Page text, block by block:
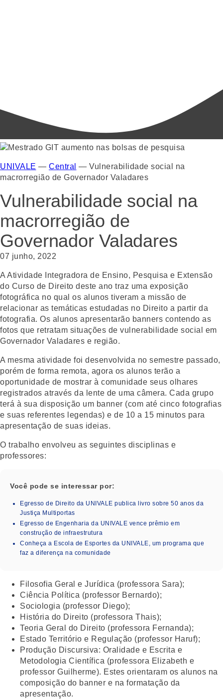
UNIVALE — Central — Vulnerabilidade social na
macrorregião de Governador Valadares
Vulnerabilidade social na
macrorregião de
Governador Valadares
07 junho, 2022
A Atividade Integradora de Ensino, Pesquisa e Extensão
do Curso de Direito deste ano traz uma exposição
fotográfica no qual os alunos tiveram a missão de
relacionar as temáticas estudadas no Direito a partir da
fotografia. Os alunos apresentarão banners contendo as
fotos que retratam situações de vulnerabilidade social em
Governador Valadares e região.
A mesma atividade foi desenvolvida no semestre passado,
porém de forma remota, agora os alunos terão a
oportunidade de mostrar à comunidade seus olhares
registrados através da lente de uma câmera. Cada grupo
terá à sua disposição um banner (com até cinco fotografias
e suas referentes legendas) e de 10 a 15 minutos para
apresentação de suas ideias.
O trabalho envolveu as seguintes disciplinas e
professores:
Você pode se interessar por:
Egresso de Direito da UNIVALE publica livro sobre 50 anos da
Justiça Multiportas
Egresso de Engenharia da UNIVALE vence prêmio em
construção de infraestrutura
Conheça a Escola de Esportes da UNIVALE, um programa que
faz a diferença na comunidade
Filosofia Geral e Jurídica (professora Sara);
Ciência Política (professor Bernardo);
Sociologia (professor Diego);
História do Direito (professora Thais);
Teoria Geral do Direito (professora Fernanda);
Estado Território e Regulação (professor Haruf);
Produção Discursiva: Oralidade e Escrita e
Metodologia Científica (professora Elizabeth e
professor Guilherme). Estes orientaram os alunos na
composição do banner e na formatação da
apresentação.